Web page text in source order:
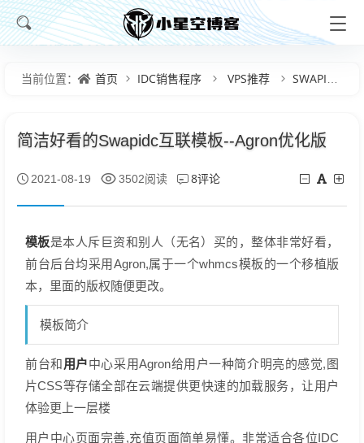
当前位置： 首页 IDC销售程序 VPS推荐 SWAPIDC系统
简洁好看的Swapidc互联模板--Agron优化版
2021-08-19 3502阅读 8评论
模板是本人斥巨资和别人（无名）买的，整体非常好看，
前台后台均采用Agron,属于一个whmcs模板的一个移植版
本，里面的版权随便更改。
模板简介
前台和用户中心采用Agron给用户一种简介明亮的感觉,图
片CSS等存储全部在云端提供更快速的加载服务，让用户
体验更上一层楼
用户中心页面完善,充值页面简单易懂。非常适合各位IDC